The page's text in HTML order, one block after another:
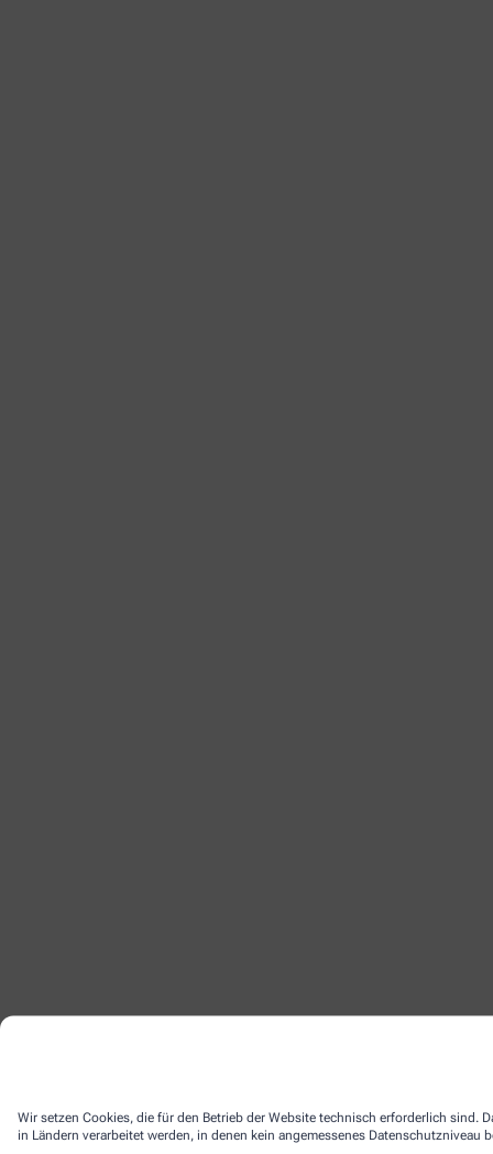
Wir setzen Cookies, die für den Betrieb der Website technisch erforderlich sind.
in Ländern verarbeitet werden, in denen kein angemessenes